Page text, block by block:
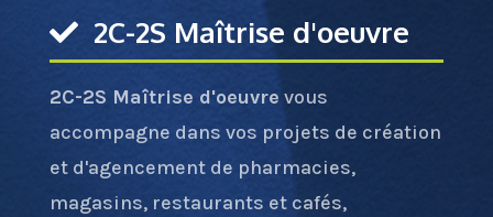
2C-2S Maîtrise d'oeuvre
2C-2S Maîtrise d'oeuvre vous
accompagne dans vos projets de création
et d'agencement de pharmacies,
magasins, restaurants et cafés,